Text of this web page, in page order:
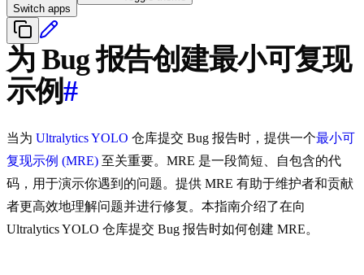
Switch apps
为 Bug 报告创建最小可复现
示例#
当为 UltralyticsYOLO 仓库提交 Bug 报告时，提供一个最小可
复现示例 (MRE) 至关重要。MRE 是一段简短、自包含的代
码，用于演示你遇到的问题。提供 MRE 有助于维护者和贡献
者更高效地理解问题并进行修复。本指南介绍了在向
Ultralytics YOLO 仓库提交 Bug 报告时如何创建 MRE。